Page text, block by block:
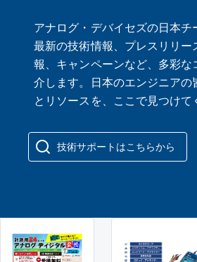
アナログ・デバイセズの日本チ
最新の技術情報、プレスリリー
報、キャンペーンなど、多彩な
介します。日本のエンジニアの
とリソースを、ここで見つけて
技術サポートはこちらから